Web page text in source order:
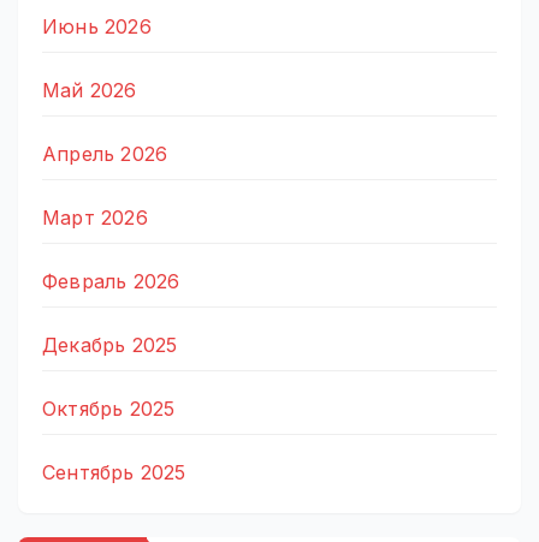
Июнь 2026
Май 2026
Апрель 2026
Март 2026
Февраль 2026
Декабрь 2025
Октябрь 2025
Сентябрь 2025